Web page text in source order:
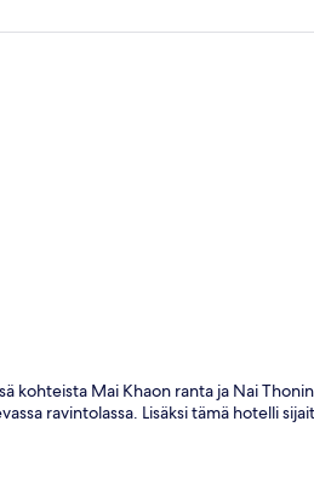
kohteista Mai Khaon ranta ja Nai
ravintolassa. Lisäksi tämä hotelli